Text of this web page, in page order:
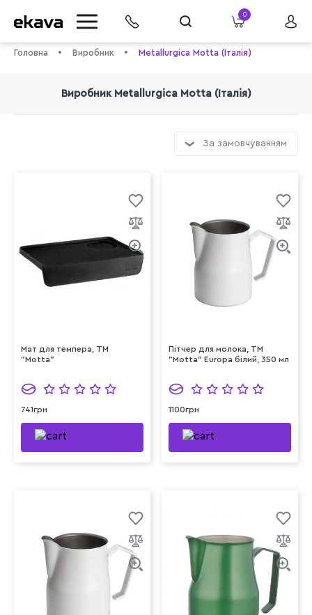
0
Головна Виробник Metallurgica Motta (Італія)
Виробник Metallurgica Motta (Італія)
За замовчуванням
Мат для темпера, ТМ
"Motta"
741грн
Пітчер для молока, ТМ
"Motta" Europa білий, 350 мл
1100грн